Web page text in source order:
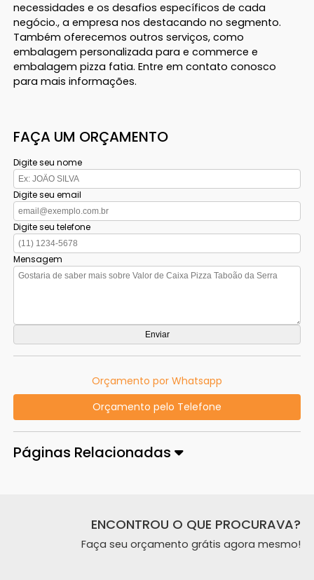
necessidades e os desafios específicos de cada
negócio., a empresa nos destacando no segmento.
Também oferecemos outros serviços, como
embalagem personalizada para e commerce e
embalagem pizza fatia. Entre em contato conosco
para mais informações.
FAÇA UM ORÇAMENTO
Digite seu nome
Digite seu email
Digite seu telefone
Mensagem
Orçamento por Whatsapp
Orçamento pelo Telefone
Páginas Relacionadas
ENCONTROU O QUE PROCURAVA?
Faça seu orçamento grátis agora mesmo!